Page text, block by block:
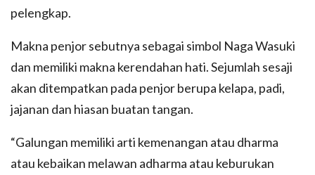
pelengkap.
Makna penjor sebutnya sebagai simbol Naga Wasuki
dan memiliki makna kerendahan hati. Sejumlah sesaji
akan ditempatkan pada penjor berupa kelapa, padi,
jajanan dan hiasan buatan tangan.
“Galungan memiliki arti kemenangan atau dharma
atau kebaikan melawan adharma atau keburukan